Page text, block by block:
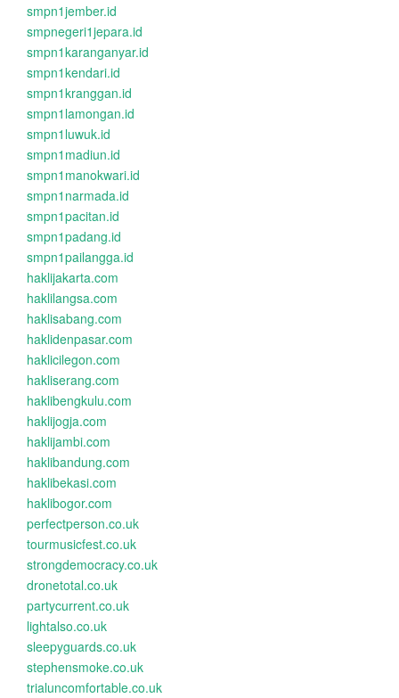
smpn1jember.id
smpnegeri1jepara.id
smpn1karanganyar.id
smpn1kendari.id
smpn1kranggan.id
smpn1lamongan.id
smpn1luwuk.id
smpn1madiun.id
smpn1manokwari.id
smpn1narmada.id
smpn1pacitan.id
smpn1padang.id
smpn1pailangga.id
haklijakarta.com
haklilangsa.com
haklisabang.com
haklidenpasar.com
haklicilegon.com
hakliserang.com
haklibengkulu.com
haklijogja.com
haklijambi.com
haklibandung.com
haklibekasi.com
haklibogor.com
perfectperson.co.uk
tourmusicfest.co.uk
strongdemocracy.co.uk
dronetotal.co.uk
partycurrent.co.uk
lightalso.co.uk
sleepyguards.co.uk
stephensmoke.co.uk
trialuncomfortable.co.uk